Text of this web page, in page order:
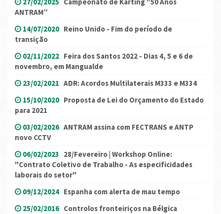
ANTRAM”
14/07/2020 Reino Unido - Fim do período de
transição
02/11/2022 Feira dos Santos 2022 - Dias 4, 5 e 6 de
novembro, em Mangualde
23/02/2021 ADR: Acordos Multilaterais M333 e M334
15/10/2020 Proposta de Lei do Orçamento do Estado
para 2021
03/02/2026 ANTRAM assina com FECTRANS e ANTP
novo CCTV
06/02/2023 28/Fevereiro | Workshop Online:
"Contrato Coletivo de Trabalho - As especificidades
laborais do setor"
09/12/2024 Espanha com alerta de mau tempo
25/02/2016 Controlos fronteiriços na Bélgica